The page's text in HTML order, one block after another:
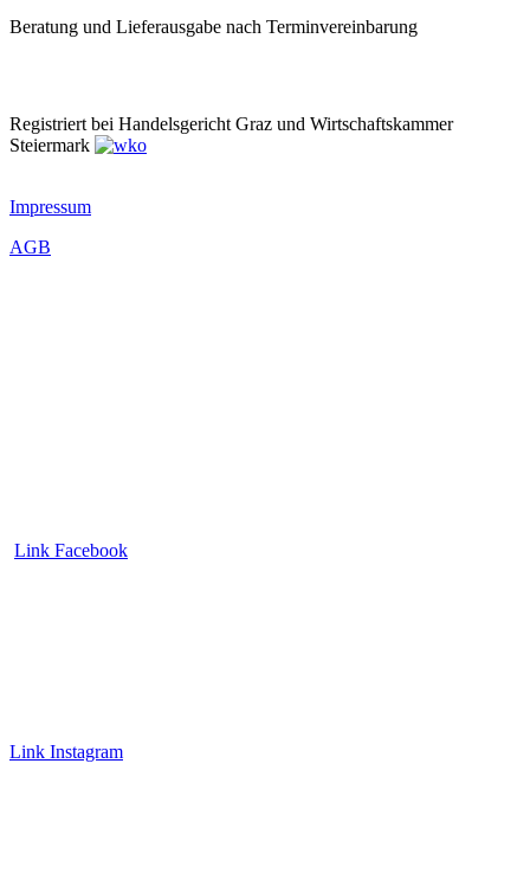
Beratung und Lieferausgabe nach Terminvereinbarung
Registriert bei Handelsgericht Graz und Wirtschaftskammer
Steiermark
Impressum
AGB
Link Facebook
Link Instagram